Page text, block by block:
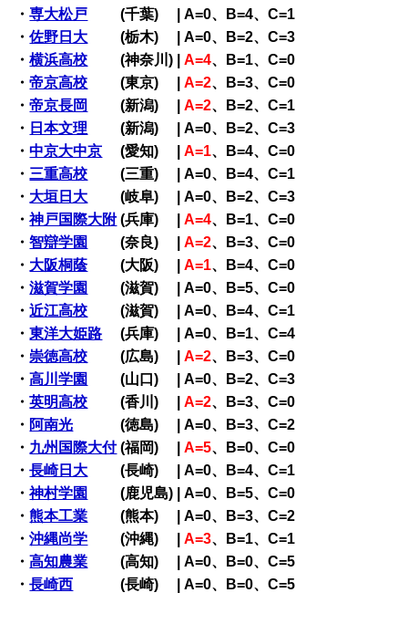
・専大松戸 (千葉) | A=0、B=4、C=1
・佐野日大 (栃木) | A=0、B=2、C=3
・横浜高校 (神奈川) |A=4、B=1、C=0
・帝京高校 (東京) |A=2、B=3、C=0
・帝京長岡 (新潟) |A=2、B=2、C=1
・ 日本文理 (新潟) | A=0、B=2、C=3
・中京大中京 (愛知) |A=1、B=4、C=0
・ 三重高校 (三重) | A=0、B=4、C=1
・ 大垣日大 (岐阜) | A=0、B=2、C=3
・神戸国際大附(兵庫) |A=4、B=1、C=0
・智辯学園 (奈良) |A=2、B=3、C=0
・ 大阪桐蔭 (大阪) |A=1、B=4、C=0
・滋賀学園
(滋賀) | A=0、B=5、C=0
・近江高校 (滋賀) | A=0、B=4、C=1
・東洋大姫路 (兵庫) | A=0、B=1、C=4
・崇徳高校 (広島) |A=2、B=3、C=0
・高川学園
(山口) | A=0、B=2、C=3
・英明高校 (香川) |A=2、B=3、C=0
・ 阿南光 (徳島) | A=0、B=3、C=2
・ 九州国際大付(福岡) |A=5、B=0、C=0
・長崎日大 (長崎) | A=0、B=4、C=1
・神村学園
(鹿児島) | A=0、B=5、C=0
・熊本工業 (熊本) | A=0、B=3、C=2
・沖縄尚学 (沖縄) |A=3、B=1、C=1
・高知農業 (高知) | A=0、B=0、C=5
・長崎西 (長崎) | A=0、B=0、C=5